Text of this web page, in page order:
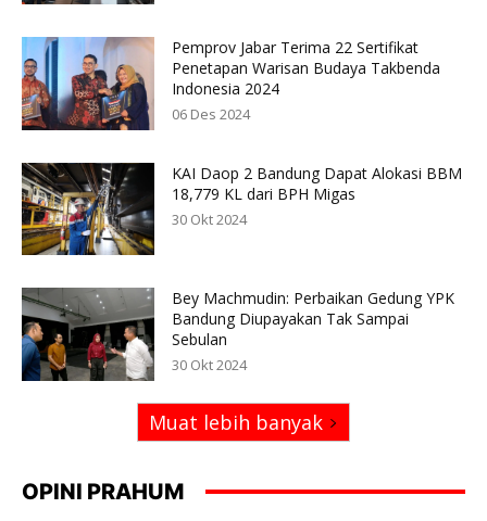
Pemprov Jabar Terima 22 Sertifikat
Penetapan Warisan Budaya Takbenda
Indonesia 2024
06 Des 2024
KAI Daop 2 Bandung Dapat Alokasi BBM
18,779 KL dari BPH Migas
30 Okt 2024
Bey Machmudin: Perbaikan Gedung YPK
Bandung Diupayakan Tak Sampai
Sebulan
30 Okt 2024
Muat lebih banyak
OPINI PRAHUM